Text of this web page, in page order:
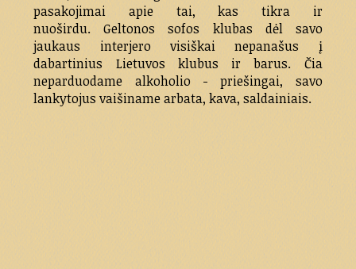
pasakojimai apie tai, kas tikra ir
nuoširdu. Geltonos sofos klubas dėl savo
jaukaus interjero visiškai nepanašus į
dabartinius Lietuvos klubus ir barus. Čia
neparduodame alkoholio - priešingai, savo
lankytojus vaišiname arbata, kava, saldainiais.